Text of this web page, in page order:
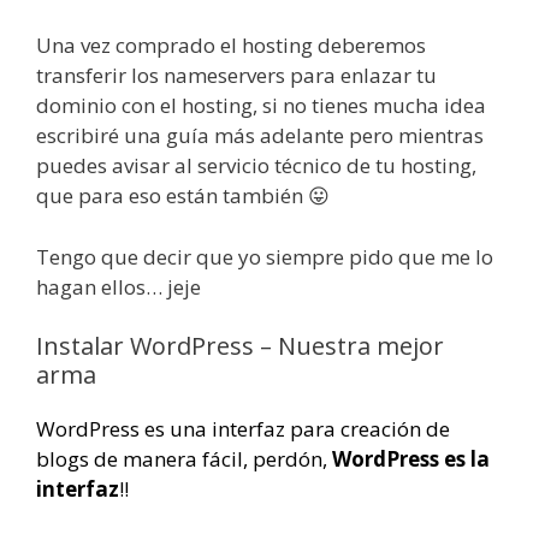
Una vez comprado el hosting deberemos
transferir los nameservers para enlazar tu
dominio con el hosting, si no tienes mucha idea
escribiré una guía más adelante pero mientras
puedes avisar al servicio técnico de tu hosting,
que para eso están también 😛
Tengo que decir que yo siempre pido que me lo
hagan ellos… jeje
Instalar WordPress – Nuestra mejor
arma
WordPress es una interfaz para creación de
blogs de manera fácil, perdón, WordPress es la
interfaz!!